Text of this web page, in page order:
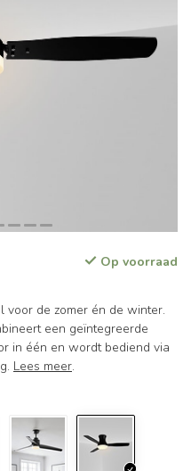
Op voorraad
voor de zomer én de winter.
een geïntegreerde
in één en wordt bediend via
Lees meer.